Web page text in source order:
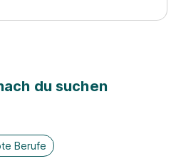
du suchen
Berufe